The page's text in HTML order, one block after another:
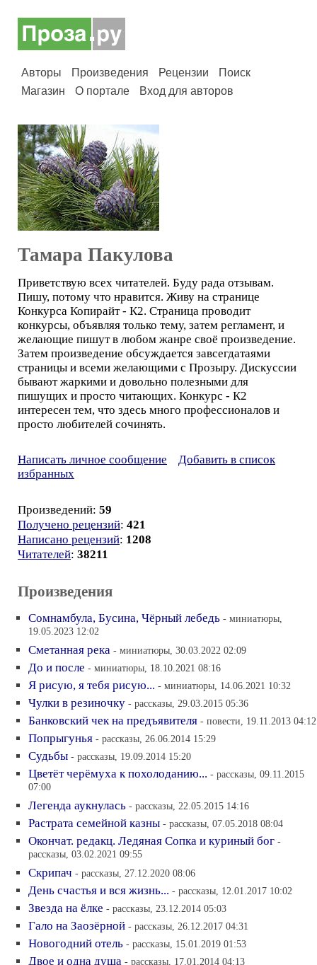
Авторы Произведения Рецензии
Поиск
Магазин
О портале Вход для авторов
Тамара Пакулова
Приветствую всех читателей. Буду рада отзывам.
Пишу, потому что нравится. Живу на странице
Конкурса Копирайт - К2. Страница проводит
конкурсы, объявляя только тему, затем регламент, и
желающие пишут в любом жанре своё произведение.
Затем произведение обсуждается завсегдатаями
страницы и всеми желающими с Прозыру. Дискуссии
бывают жаркими и довольно полезными для
пишущих и просто читающих. Конкурс - К2
интересен тем, что здесь много профессионалов и
просто любителей сочинять.
Написать личное сообщение
Добавить в список
избранных
Произведений: 59
Получено рецензий: 421
Написано рецензий: 1208
Читателей: 38211
Произведения
Сомнамбула, Бусина, Чёрный лебедь - миниатюры,
19.05.2023 12:02
Сметанная река - миниатюры, 30.03.2022 02:09
До и после - миниатюры, 18.10.2021 08:16
Я рисую, я тебя рисую... - миниатюры, 14.06.2021 10:32
Чулки в резиночку - рассказы, 29.03.2015 05:36
Банковский чек на предъявителя - повести, 19.11.2013 04:12
Попрыгунья - рассказы, 26.06.2014 15:29
Судьбы - рассказы, 19.09.2014 15:20
Цветёт черёмуха к похолоданию... - рассказы, 09.11.2015
07:00
Легенда аукнулась - рассказы, 22.05.2015 14:16
Растрата семейной казны - рассказы, 07.05.2018 08:04
Окончат. редакц. Ледяная Сопка и куриный бог -
рассказы, 03.02.2021 09:55
Скрипач - рассказы, 27.12.2020 08:06
День счастья и вся жизнь... - рассказы, 12.01.2017 10:02
Звезда на ёлке - рассказы, 23.12.2014 05:03
Гало на Заозёрной - рассказы, 26.12.2017 04:31
Новогодний отель - рассказы, 15.01.2019 01:53
Двое и одна душа - рассказы, 17.01.2014 04:13